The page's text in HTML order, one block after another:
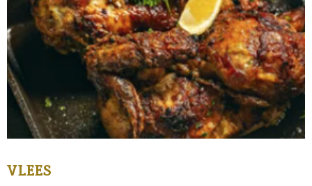
VLEES